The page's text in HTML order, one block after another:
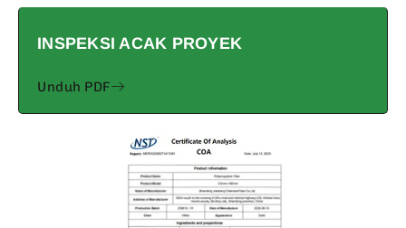
INSPEKSI ACAK PROYEK
Unduh PDF